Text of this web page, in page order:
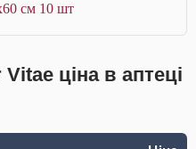
см 10 шт
ціна в аптеці